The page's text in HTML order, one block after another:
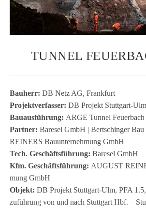
TUNNEL
Bau­herr: DB Netz AG, Frank­furt
Pro­jekt­ver­fas­ser: DB Pro­jekt Stutt­gart-
Bau­aus­füh­rung: ARGE Tun­nel Feu­er­bach
Part­ner: Bare­sel GmbH | Bert­schin­ger
REINERS Bau­un­ter­neh­mung GmbH
Tech. Geschäfts­füh­rung: Bare­sel GmbH
Kfm. Geschäfts­füh­rung: AUGUST
mung GmbH
Objekt: DB Pro­jekt Stutt­gart-Ulm, PFA
zu­füh­rung von und nach Stutt­gart Hbf. –